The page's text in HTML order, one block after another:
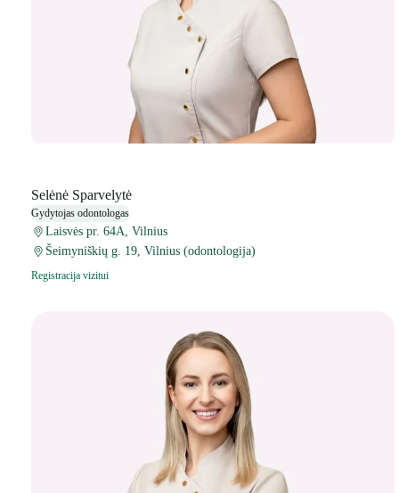
Selėnė Sparvelytė
Gydytojas odontologas
Laisvės pr. 64A, Vilnius
Šeimyniškių g. 19, Vilnius (odontologija)
Registracija vizitui